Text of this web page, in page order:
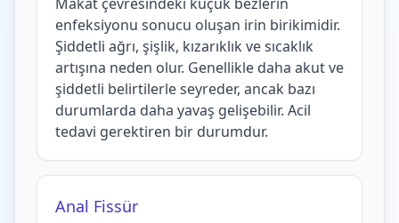
enfeksiyonu sonucu oluşan irin birikimidir.
Şiddetli ağrı, şişlik, kızarıklık ve sıcaklık
artışına neden olur. Genellikle daha akut ve
şiddetli belirtilerle seyreder, ancak bazı
durumlarda daha yavaş gelişebilir. Acil
tedavi gerektiren bir durumdur.
Anal Fissür